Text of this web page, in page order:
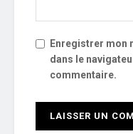
Enregistrer mon
dans le
commentaire.